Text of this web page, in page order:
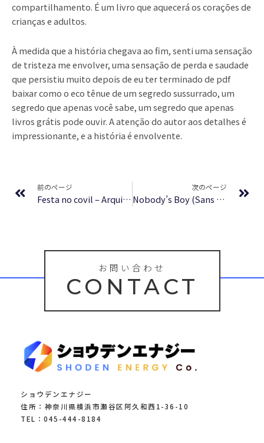
compartilhamento. É um livro que aquecerá os corações de
crianças e adultos.
À medida que a história chegava ao fim, senti uma sensação
de tristeza me envolver, uma sensação de perda e saudade
que persistiu muito depois de eu ter terminado de pdf
baixar como o eco tênue de um segredo sussurrado, um
segredo que apenas você sabe, um segredo que apenas
livros grátis pode ouvir. A atenção do autor aos detalhes é
impressionante, e a história é envolvente.
前のページ
Festa no covil – Arquivo Digital Aberto
次のページ
Nobody’s Boy (Sans Famille) – Illustrated by John B. Gruelle | Book Summary
お問い合わせ
CONTACT
ショウデンエナジー
住所：神奈川県横浜市瀬谷区阿久和西1-36-10
TEL：045-444-8184